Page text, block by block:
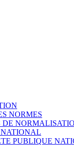
NORMES
DE
PUBLIQUE